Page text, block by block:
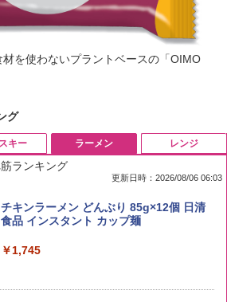
を使わないプラントベースの「OIMO
グ
by Amazon 国産ブレンド米 精米 5kg
キー
ブラックニッカ ニッカ Nikka ウィスキ
ー4000ml ブラックニッカクリア ウヰス
お得 4リットル
ラーメン
ランキング
更新日時：2026/08/06 06:03
チキンラーメン どんぶり 85g×12個 日清
食品 インスタント カップ麺
￥1,745
レンジ